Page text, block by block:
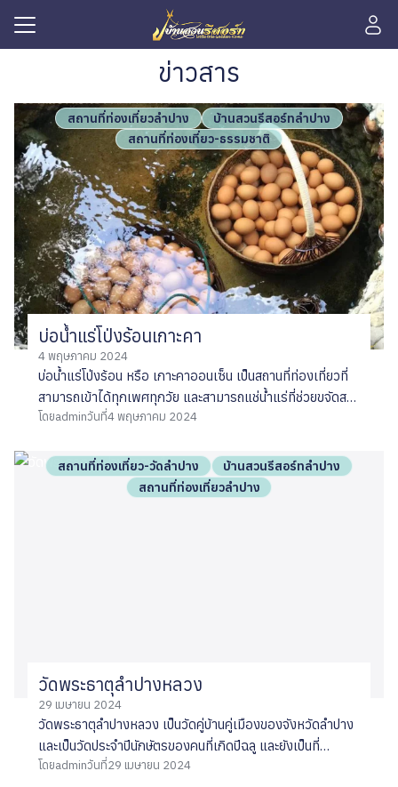
content
าร
องเรา
าพ
ลูกค้า
ำปาง
ข่าวสาร
สถานที่ท่องเที่ยวลำปาง
บ้านสวนรีสอร์ทลำปาง
สถานที่ท่องเที่ยว-ธรรมชาติ
บ่อน้ำแร่โป่งร้อนเกาะคา
4 พฤษภาคม 2024
บ่อน้ำแร่โป่งร้อน หรือ เกาะคาออนเซ็น เป็นสถานที่ท่องเที่ยวที่
สามารถเข้าได้ทุกเพศทุกวัย และสามารถแช่น้ำแร่ที่ช่วยขจัดสาร
พิษออกจากร่างกาย ทำให้เลือดไหลเวียนได้สะดวก ช่วยบรรเทา
นวดสมุนไพร
โดยadminวันที่4 พฤษภาคม 2024
สถานที่ท่องเที่ยว-วัดลำปาง
บ้านสวนรีสอร์ทลำปาง
สถานที่ท่องเที่ยวลำปาง
วัดพระธาตุลำปางหลวง
29 เมษายน 2024
วัดพระธาตุลำปางหลวง เป็นวัดคู่บ้านคู่เมืองของจังหวัดลำปาง
และเป็นวัดประจำปีนักษัตรของคนที่เกิดปีฉลู และยังเป็นที่
ประดิษฐานของพระแก้วมรกต พระพุทธรูปปางสมาธิ ศิลปะล้าน
โดยadminวันที่29 เมษายน 2024